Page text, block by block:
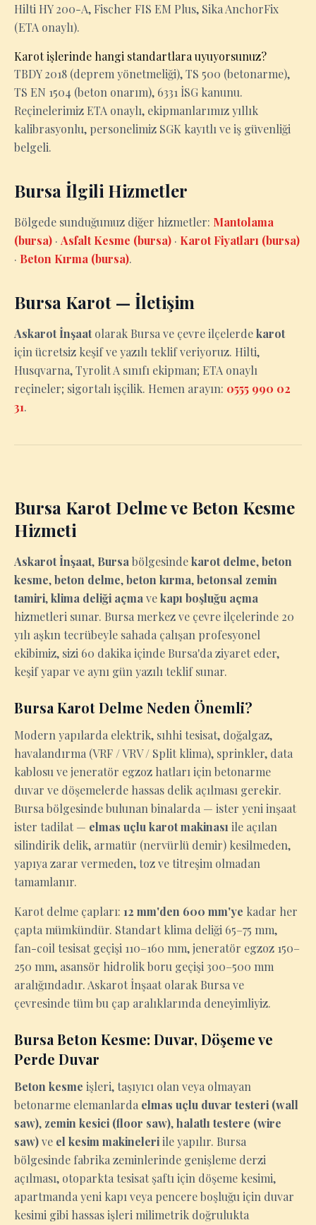
Hilti HY 200-A, Fischer FIS EM Plus, Sika AnchorFix
(ETA onaylı).
Karot işlerinde hangi standartlara uyuyorsunuz?
TBDY 2018 (deprem yönetmeliği), TS 500 (betonarme),
TS EN 1504 (beton onarım), 6331 İSG kanunu.
Reçinelerimiz ETA onaylı, ekipmanlarımız yıllık
kalibrasyonlu, personelimiz SGK kayıtlı ve iş güvenliği
belgeli.
Bursa İlgili Hizmetler
Bölgede sunduğumuz diğer hizmetler: Mantolama
(bursa) · Asfalt Kesme (bursa) · Karot Fiyatları (bursa)
· Beton Kırma (bursa).
Bursa Karot — İletişim
Askarot İnşaatolarak Bursa ve çevre ilçelerdekarot
için ücretsiz keşif ve yazılı teklif veriyoruz. Hilti,
Husqvarna, Tyrolit A sınıfı ekipman; ETA onaylı
reçineler; sigortalı işçilik. Hemen arayın: 0555 990 02
31.
Bursa Karot Delme ve Beton Kesme
Hizmeti
Askarot İnşaat, Bursa bölgesindekarot delme,beton
kesme,beton delme,beton kırma,betonsal zemin
tamiri,klima deliği açma vekapı boşluğu açma
hizmetleri sunar. Bursa merkez ve çevre ilçelerinde 20
yılı aşkın tecrübeyle sahada çalışan profesyonel
ekibimiz, sizi 60 dakika içinde Bursa'da ziyaret eder,
keşif yapar ve aynı gün yazılı teklif sunar.
Bursa Karot Delme Neden Önemli?
Modern yapılarda elektrik, sıhhi tesisat, doğalgaz,
havalandırma (VRF / VRV / Split klima), sprinkler, data
kablosu ve jeneratör egzoz hatları için betonarme
duvar ve döşemelerde hassas delik açılması gerekir.
Bursa bölgesinde bulunan binalarda — ister yeni inşaat
ister tadilat — elmas uçlu karot makinası ile açılan
silindirik delik, armatür (nervürlü demir) kesilmeden,
yapıya zarar vermeden, toz ve titreşim olmadan
tamamlanır.
Karot delme çapları: 12 mm'den 600 mm'ye kadar her
çapta mümkündür. Standart klima deliği 65–75 mm,
fan-coil tesisat geçişi 110–160 mm, jeneratör egzoz 150–
250 mm, asansör hidrolik boru geçişi 300–500 mm
aralığındadır. Askarot İnşaat olarak Bursa ve
çevresinde tüm bu çap aralıklarında deneyimliyiz.
Bursa Beton Kesme: Duvar, Döşeme ve
Perde Duvar
Beton kesme işleri, taşıyıcı olan veya olmayan
betonarme elemanlarda elmas uçlu duvar testeri (wall
saw), zemin kesici (floor saw),halatlı testere (wire
saw)ve el kesim makineleriile yapılır. Bursa
bölgesinde fabrika zeminlerinde genişleme derzi
açılması, otoparkta tesisat şaftı için döşeme kesimi,
apartmanda yeni kapı veya pencere boşluğu için duvar
kesimi gibi hassas işleri milimetrik doğrulukta